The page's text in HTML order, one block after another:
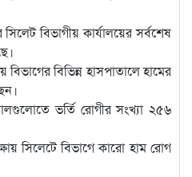
বিভাগীয় কার্যালয়ের সর্বশেষ
বিভাগের বিভিন্ন হাসপাতালে হামের
ভর্তি রোগীর সংখ্যা ২৫৬
সিলেটে বিভাগে কারো হাম রোগ